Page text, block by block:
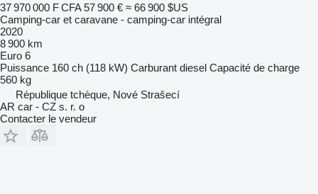
37 970 000 F CFA 57 900 € ≈ 66 900 $US
Camping-car et caravane - camping‐car intégral
2020
8 900 km
Euro 6
Puissance 160 ch (118 kW) Carburant diesel Capacité de charge
560 kg
République tchèque, Nové Strašecí
AR car - CZ s. r. o
Contacter le vendeur